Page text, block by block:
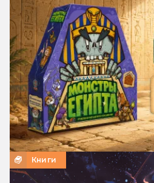
Книги